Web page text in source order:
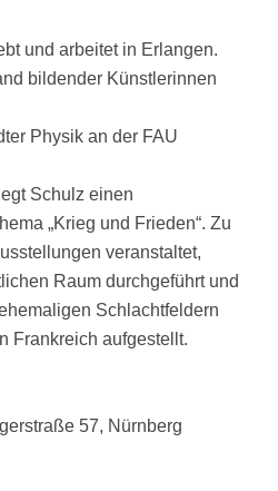
und arbeitet in Erlangen.
bildender Künstlerinnen
Physik an der FAU
Schulz einen
„Krieg und Frieden“. Zu
veranstaltet,
Raum durchgeführt und
Schlachtfeldern
Frankreich aufgestellt.
57, Nürnberg